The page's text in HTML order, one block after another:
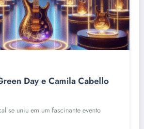
Day e Camila Cabello
se uniu em um fascinante evento